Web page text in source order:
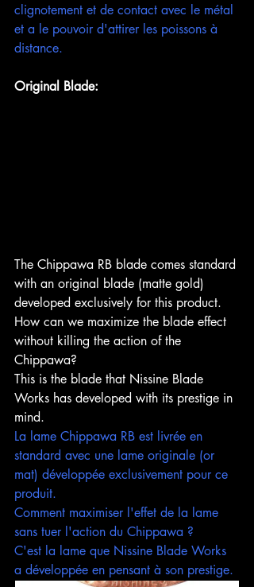
clignotement et de contact avec le métal
et a le pouvoir d'attirer les poissons à
distance.
Original Blade:
The Chippawa RB blade comes standard
with an original blade (matte gold)
developed exclusively for this product.
How can we maximize the blade effect
without killing the action of the
Chippawa?
This is the blade that Nissine Blade
Works has developed with its prestige in
mind.
La lame Chippawa RB est livrée en
standard avec une lame originale (or
mat) développée exclusivement pour ce
produit.
Comment maximiser l'effet de la lame
sans tuer l'action du Chippawa ?
C'est la lame que Nissine Blade Works
a développée en pensant à son prestige.